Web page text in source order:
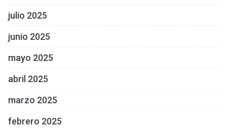
julio 2025
junio 2025
mayo 2025
abril 2025
marzo 2025
febrero 2025